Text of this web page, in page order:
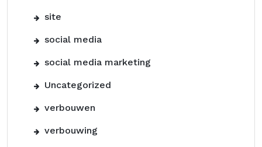
site
social media
social media marketing
Uncategorized
verbouwen
verbouwing